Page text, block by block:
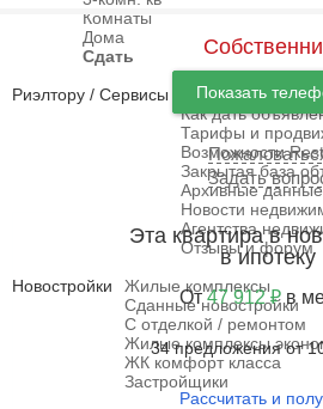
Комнаты
Дома
Сдать
Риэлтору / Сервисы
Индексы и
Как дать
Тарифы и
Возможности
Закрытая база
Архивные данные
Новости
Агентства
Отзывы и форум
Новостройки
Жилые комплексы
Сданные новостройки
С отделкой / ремонтом
Жилые комплексы
ЖК комфорт класса
Застройщики
Показать
Задать
Эта квартира в
в ипотеку
От47 912 ₽ в
34 предложения от
Рассчитать и